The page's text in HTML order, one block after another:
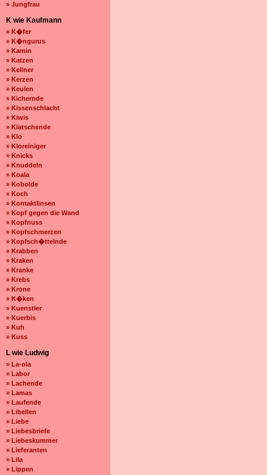
» Jungfrau
K wie Kaufmann
» K�fer
» K�ngurus
» Kamin
» Katzen
» Kellner
» Kerzen
» Keulen
» Kichernde
» Kissenschlacht
» Kiwis
» Klatschende
» Klo
» Kloreiniger
» Knicks
» Knuddeln
» Koala
» Kobolde
» Koch
» Kontaktlinsen
» Kopf gegen die Wand
» Kopfnuss
» Kopfschmerzen
» Kopfsch�ttelnde
» Krabben
» Kraken
» Kranke
» Krebs
» Krone
» K�ken
» Kuenstler
» Kuerbis
» Kuh
» Kuss
L wie Ludwig
» La-ola
» Labor
» Lachende
» Lamas
» Laufende
» Libellen
» Liebe
» Liebesbriefe
» Liebeskummer
» Lieferanten
» Lila
» Lippen